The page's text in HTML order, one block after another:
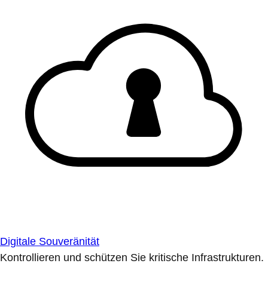
Digitale Souveränität
Kontrollieren und schützen Sie kritische Infrastrukturen.